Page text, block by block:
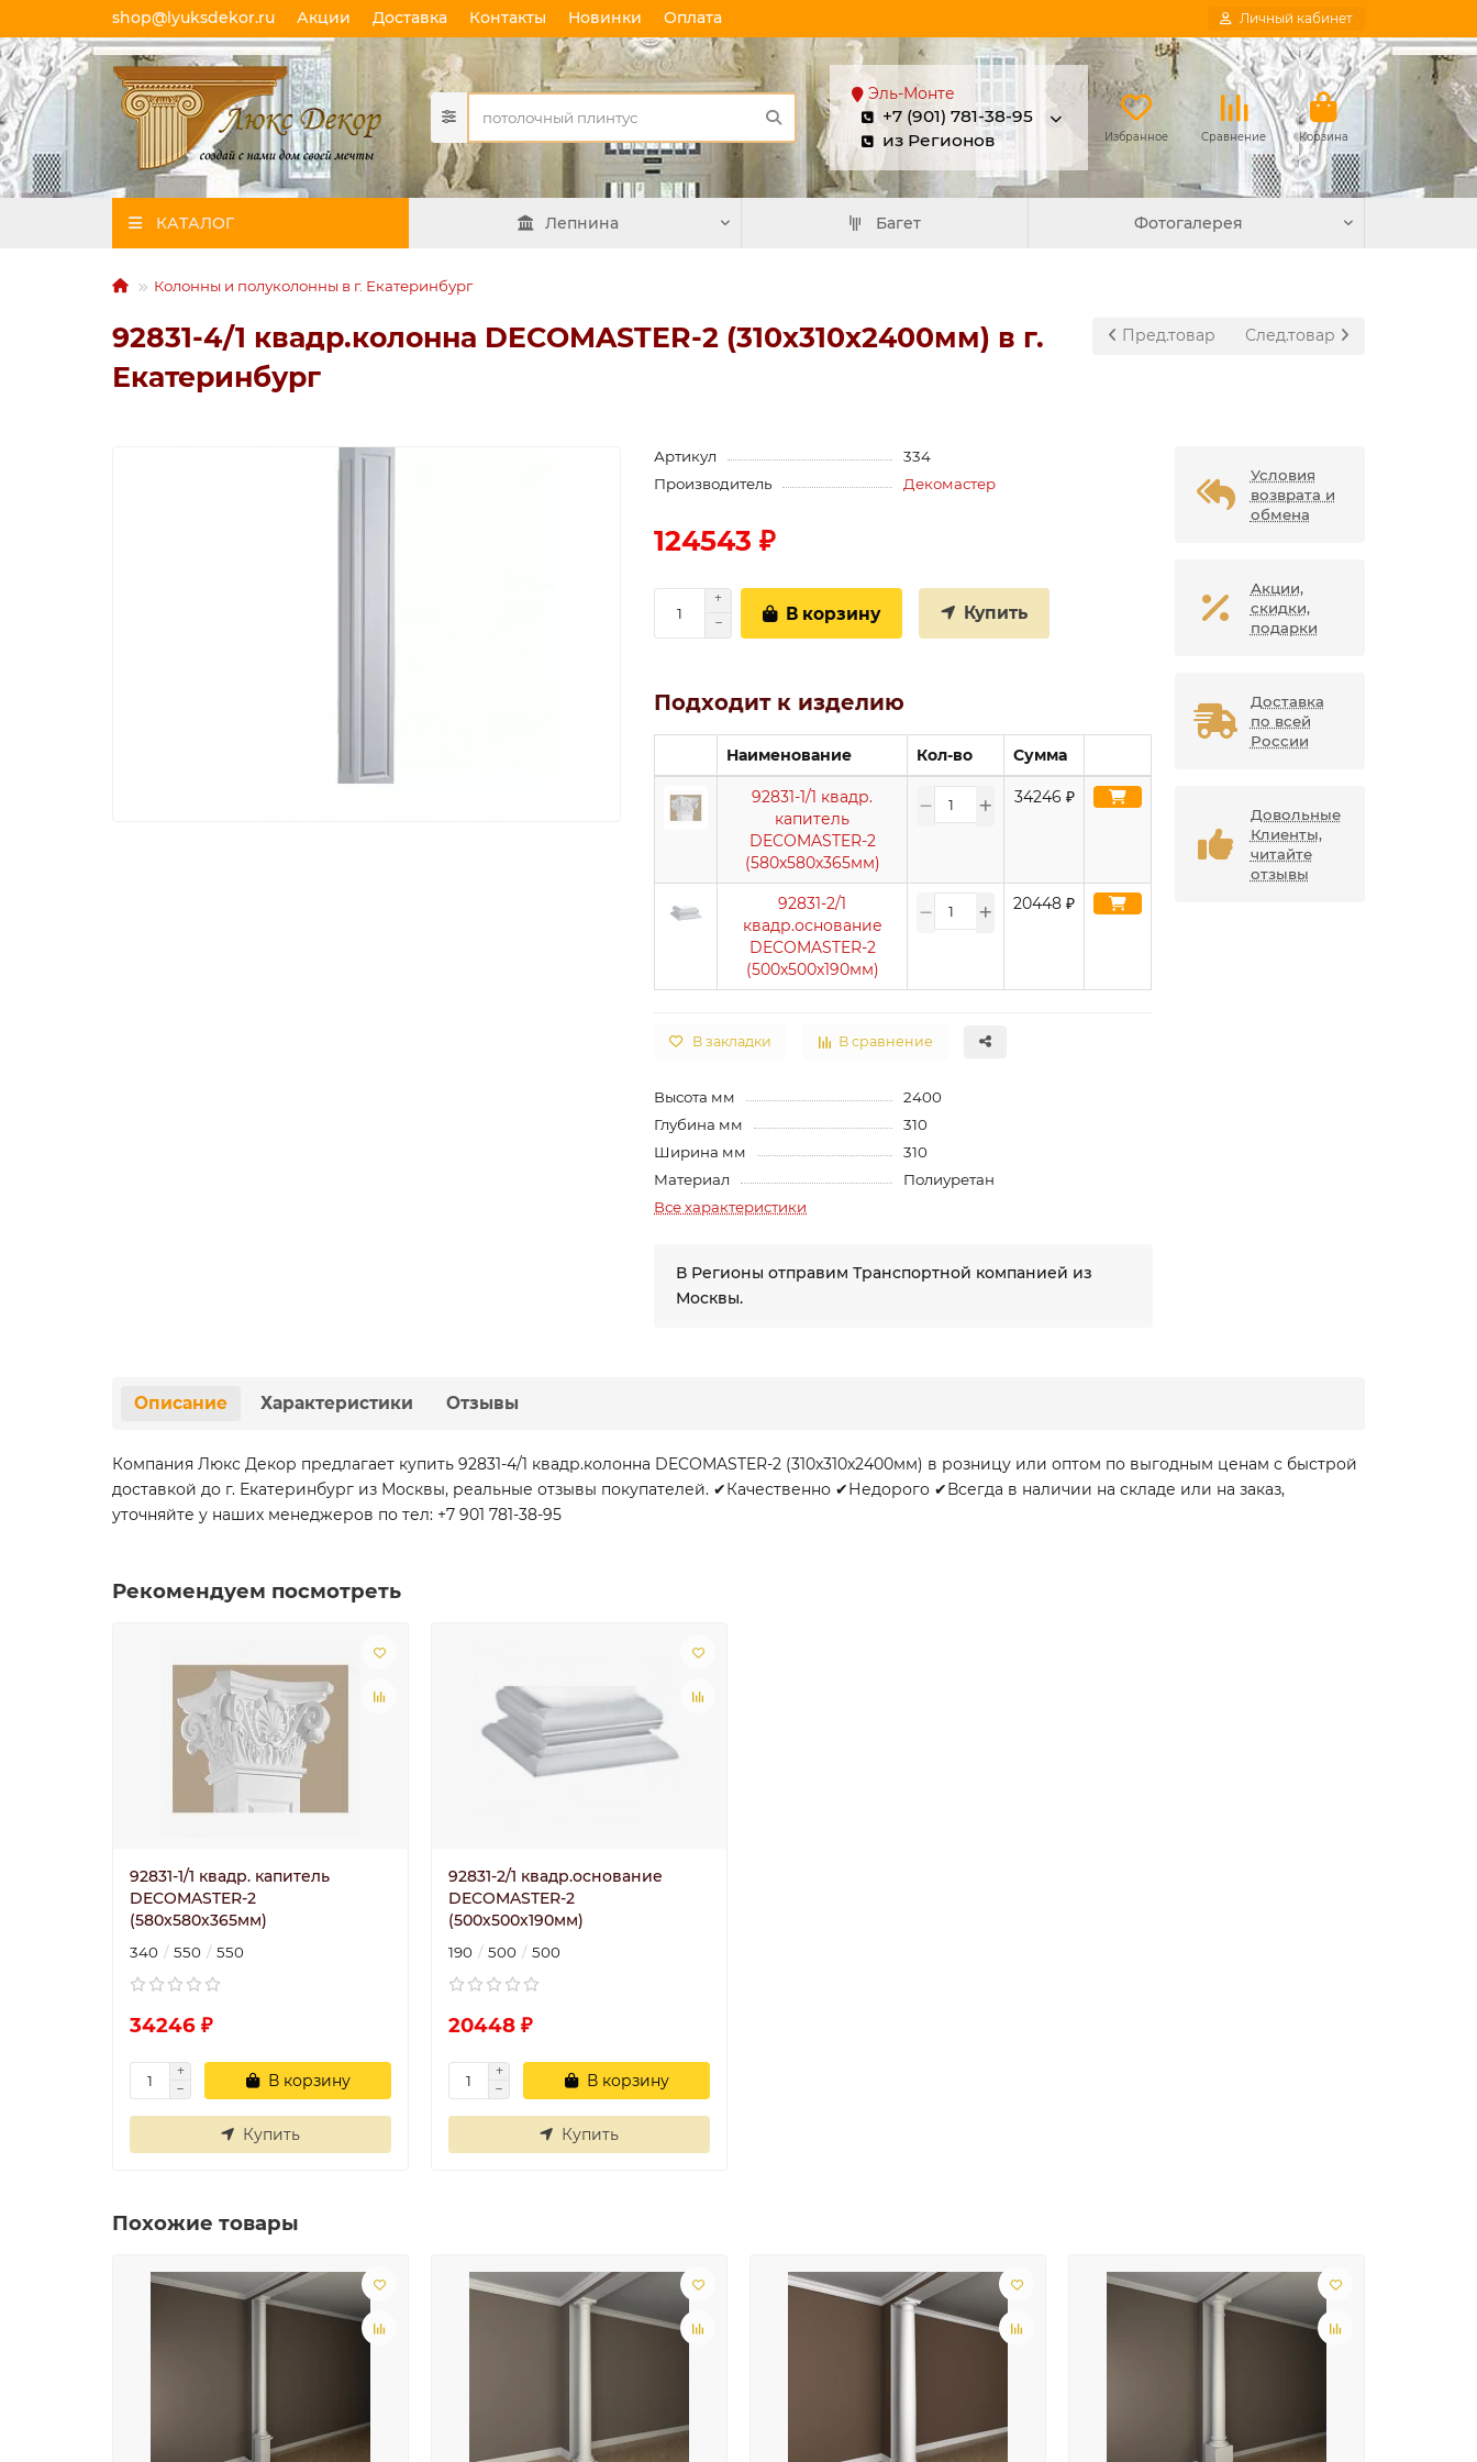
shop@lyuksdekor.ru Акции Доставка Контакты Новинки Оплата Личный кабинет
Эль-Монте
+7 (901) 781-38-95
из Регионов
Избранное Сравнение Корзина
КАТАЛОГ Лепнина Багет Фотогалерея
Колонны и полуколонны в г. Екатеринбург
Пред.товар След.товар
92831-4/1 квадр.колонна DECOMASTER-2 (310х310х2400мм) в г.
Екатеринбург
Артикул
334
Производитель
Декомастер
124543 ₽
В корзину Купить
Подходит к изделию
Наименование Кол-во Сумма
92831-1/1 квадр.
капитель
DECOMASTER-2
(580х580х365мм)
34246 ₽
92831-2/1
квадр.основание
DECOMASTER-2
(500х500х190мм)
20448 ₽
В закладки В сравнение
Высота мм
2400
Глубина мм
310
Ширина мм
310
Материал
Полиуретан
Все характеристики
В Регионы отправим Транспортной компанией из
Москвы.
Условия
возврата и
обмена
Акции,
скидки,
подарки
Доставка
по всей
России
Довольные
Клиенты,
читайте
отзывы
Описание Характеристики Отзывы
Компания Люкс Декор предлагает купить 92831-4/1 квадр.колонна DECOMASTER-2 (310х310х2400мм) в розницу или оптом по выгодным ценам с быстрой
доставкой до г. Екатеринбург из Москвы, реальные отзывы покупателей. ✔Качественно ✔Недорого ✔Всегда в наличии на складе или на заказ,
уточняйте у наших менеджеров по тел: +7 901 781-38-95
Рекомендуем посмотреть
92831-1/1 квадр. капитель
DECOMASTER-2
(580х580х365мм)
340 550 550
34246 ₽
В корзину
Купить
92831-2/1 квадр.основание
DECOMASTER-2
(500х500х190мм)
190 500 500
20448 ₽
В корзину
Купить
Похожие товары